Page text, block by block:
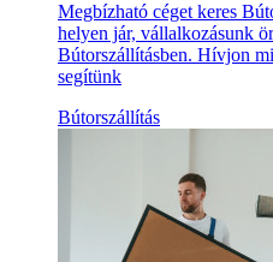
Megbízható céget keres
helyen jár, vállalkozásunk
Bútorszállításben. Hívjon
segítünk
Bútorszállítás